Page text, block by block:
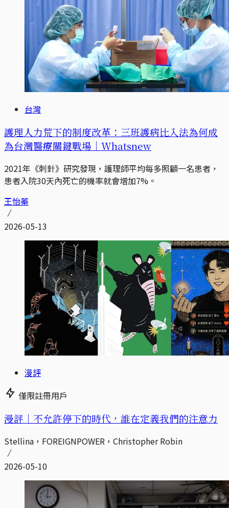
台灣
護理人力荒下的制度改革：三班護病比入法為何成
為台灣醫療關鍵戰場｜Whatsnew
2021年《刺針》研究發現，護理師平均每多照顧一名患者，
患者入院30天內死亡的機率就會增加7%。
王怡蓁
2026-05-13
漫評
僅限註冊用戶
漫評｜不允許停下的時代，誰在定義我們的注意力
Stellina，FOREIGNPOWER，Christopher Robin
2026-05-10